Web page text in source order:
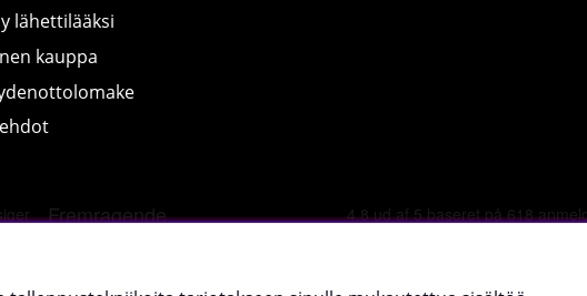
lähettilääksi
kauppa